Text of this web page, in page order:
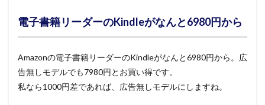
電子書籍リーダーのKindleがなんと6980円から
Amazonの電子書籍リーダーのKindleがなんと6980円から。広
告無しモデルでも7980円とお買い得です。
私なら1000円差であれば、広告無しモデルにしますね。